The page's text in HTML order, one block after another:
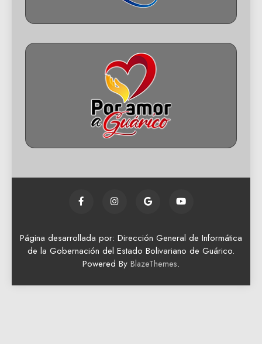
Página desarrollada por: Dirección General de Informática
de la Gobernación del Estado Bolivariano de Guárico.
Powered By BlazeThemes.